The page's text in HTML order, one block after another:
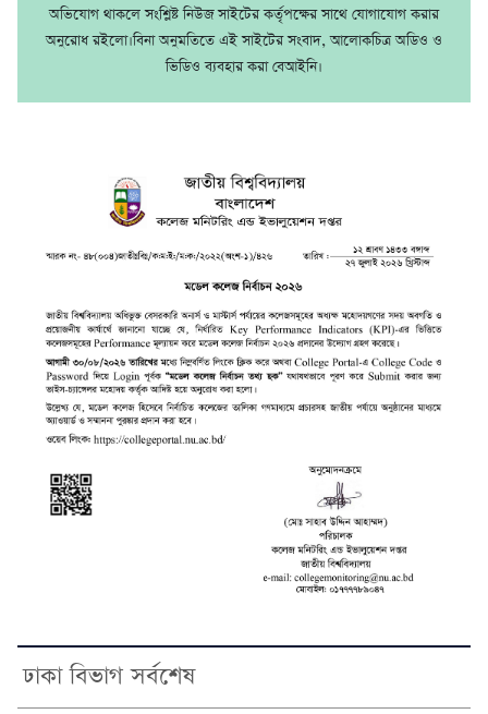
অভিযোগ থাকলে সংশ্লিষ্ট নিউজ সাইটের কর্তৃপক্ষের সাথে যোগাযোগ করার
অনুরোধ রইলো।বিনা অনুমতিতে এই সাইটের সংবাদ, আলোকচিত্র অডিও ও
ভিডিও ব্যবহার করা বেআইনি।
ঢাকা বিভাগ সর্বশেষ